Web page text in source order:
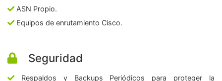
ASN Propio.
Equipos de enrutamiento Cisco.
Seguridad
Respaldos y Backups Periódicos para proteger la